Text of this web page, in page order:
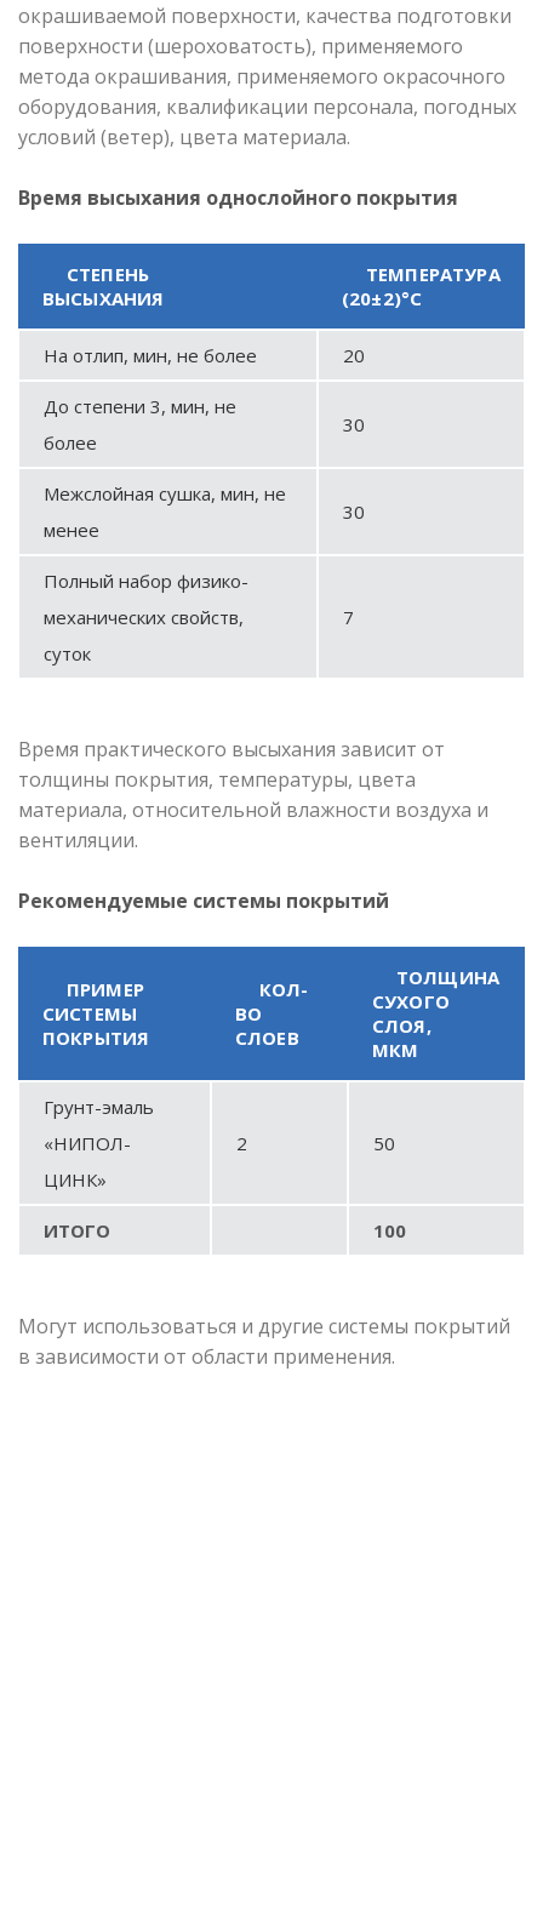
окрашиваемой поверхности, качества подготовки
поверхности (шероховатость), применяемого
метода окрашивания, применяемого окрасочного
оборудования, квалификации персонала, погодных
условий (ветер), цвета материала.
Время высыхания однослойного покрытия
СТЕПЕНЬ
ВЫСЫХАНИЯ
ТЕМПЕРАТУРА
(20±2)°С
На отлип, мин, не более 20
До степени 3, мин, не
более
30
Межслойная сушка, мин, не
менее
30
Полный набор физико-
механических свойств,
суток
7
Время практического высыхания зависит от
толщины покрытия, температуры, цвета
материала, относительной влажности воздуха и
вентиляции.
Рекомендуемые системы покрытий
ПРИМЕР
СИСТЕМЫ
ПОКРЫТИЯ
КОЛ-
ВО
СЛОЕВ
ТОЛЩИНА
СУХОГО
СЛОЯ,
МКМ
Грунт-эмаль
«НИПОЛ-
ЦИНК»
2 50
ИТОГО 100
Могут использоваться и другие системы покрытий
в зависимости от области применения.